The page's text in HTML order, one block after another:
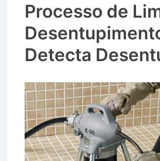
Processo de
Detecta